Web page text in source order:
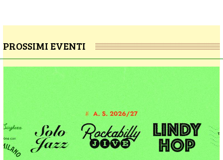
PROSSIMI EVENTI